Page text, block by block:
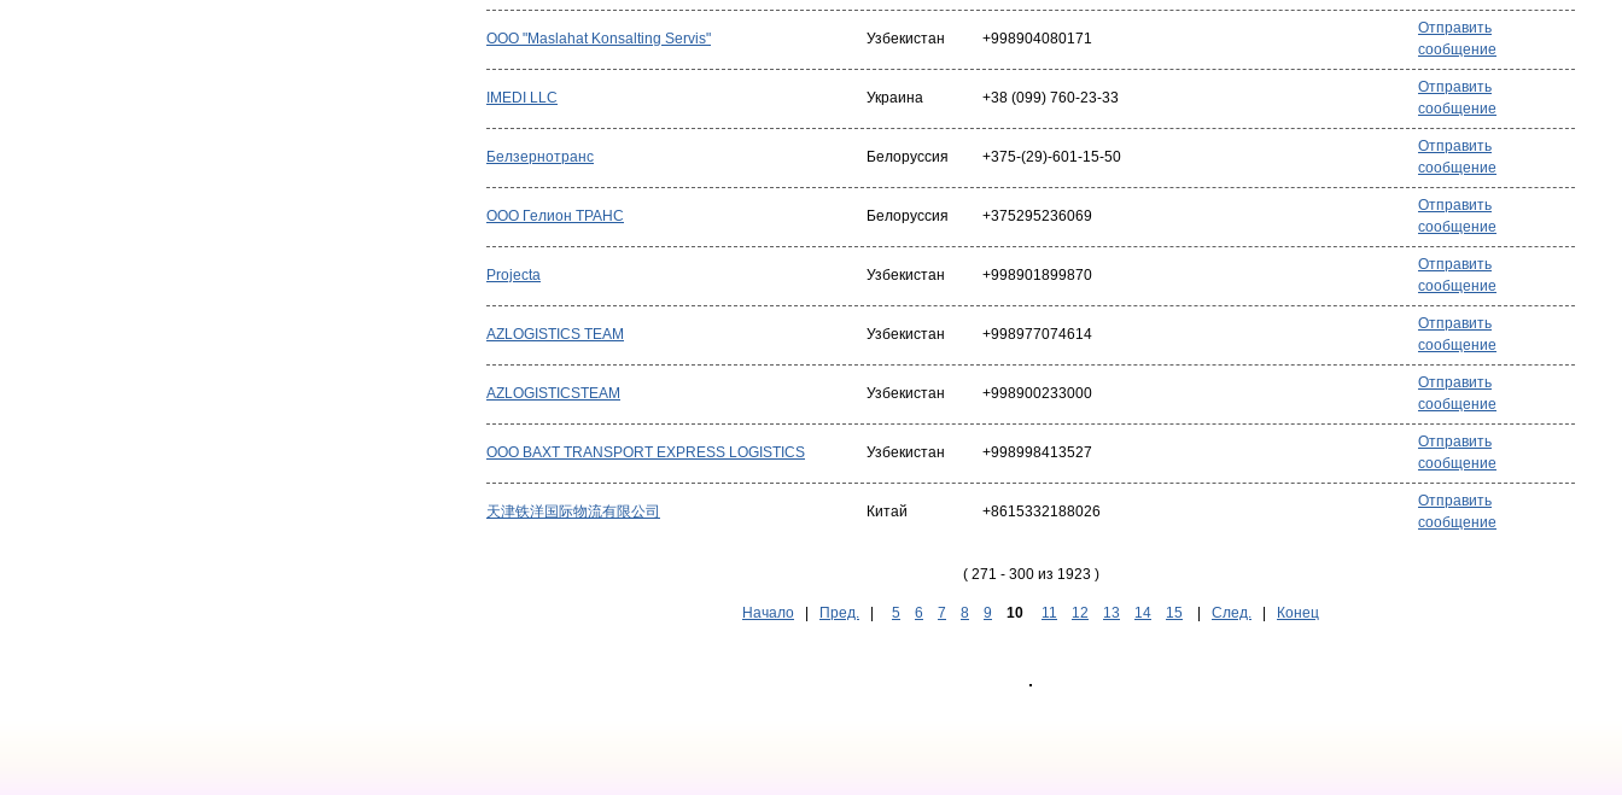
OOO "Maslahat Konsalting Servis" Узбекистан +998904080171
Отправить
сообщение
IMEDI LLC Украина +38 (099) 760-23-33
Отправить
сообщение
Белзернотранс Белоруссия +375-(29)-601-15-50
Отправить
сообщение
ООО Гелион ТРАНС Белоруссия +375295236069
Отправить
сообщение
Projecta Узбекистан +998901899870
Отправить
сообщение
AZLOGISTICS TEAM Узбекистан +998977074614
Отправить
сообщение
AZLOGISTICSTEAM Узбекистан +998900233000
Отправить
сообщение
OOO BAXT TRANSPORT EXPRESS LOGISTICS Узбекистан +998998413527
Отправить
сообщение
天津铁洋国际物流有限公司 Китай +8615332188026
Отправить
сообщение
( 271 - 300 из 1923 )
Начало Пред. 5 6 7 8 9 10 11 12 13 14 15 След. Конец